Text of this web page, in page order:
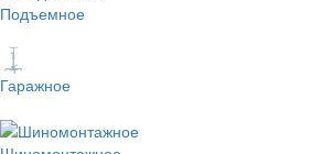
Подъемное
Гаражное